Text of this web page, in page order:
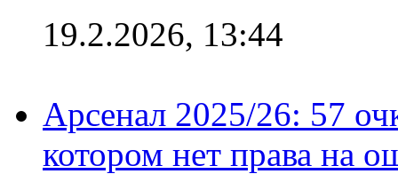
19.2.2026, 13:44
Арсенал 2025/26: 57
котором нет права на